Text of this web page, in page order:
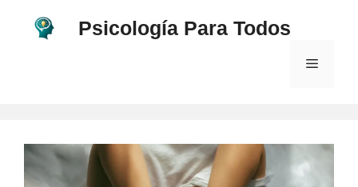
Psicología Para Todos
Menú